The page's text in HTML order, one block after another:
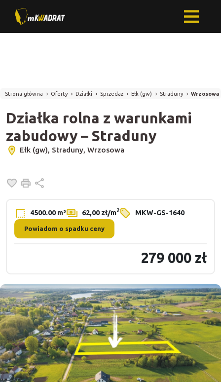
Strona główna Oferty Działki Sprzedaż Ełk (gw) Straduny Wrzosowa
Działka rolna z warunkami
zabudowy – Straduny
Ełk (gw), Straduny, Wrzosowa
Dodaj do ulubionych
Drukuj
4500.00 m² 62,00 zł/m2 MKW-GS-1640
Powiadom o spadku ceny
279 000 zł